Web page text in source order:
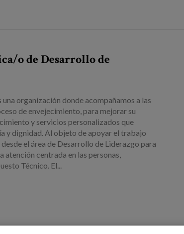
o de Desarrollo de
organización donde acompañamos a las
de envejecimiento, para mejorar su
y servicios personalizados que
y dignidad. Al objeto de apoyar el trabajo
el área de Desarrollo de Liderazgo para
atención centrada en las personas,
Técnico. El...